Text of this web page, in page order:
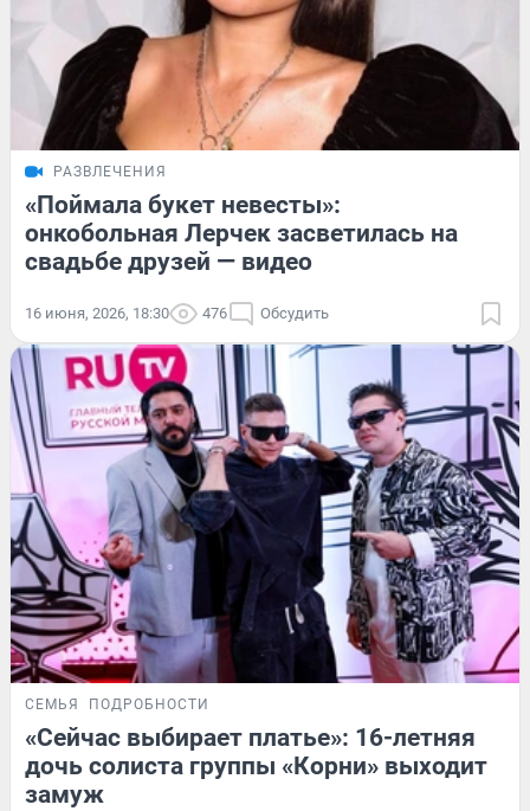
РАЗВЛЕЧЕНИЯ
«Поймала букет невесты»:
онкобольная Лерчек засветилась на
свадьбе друзей — видео
16 июня, 2026, 18:30 476 Обсудить
СЕМЬЯ ПОДРОБНОСТИ
«Сейчас выбирает платье»: 16-летняя
дочь солиста группы «Корни» выходит
замуж